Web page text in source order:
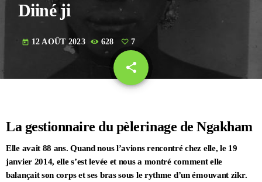
Diiné ji
today 12 AOÛT 2023 628 7
share
email
La gestionnaire du pèlerinage de Ngakham
Elle avait 88 ans. Quand nous l’avions rencontré chez elle, le 19
janvier 2014, elle s’est levée et nous a montré comment elle
balançait son corps et ses bras sous le rythme d’un émouvant zikr.